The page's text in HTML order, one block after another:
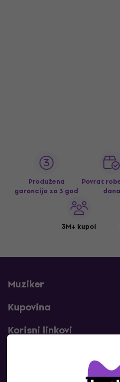
Produžena
garancija za 3 god
Povrat
dana
3M+ kupci
Muziker
Kupovina
Korisni linkovi